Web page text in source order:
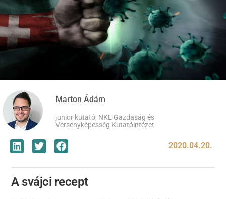
Marton Ádám
junior kutató, NKE Gazdaság és
Versenyképesség Kutatóintézet
2020.04.20.
A svájci recept